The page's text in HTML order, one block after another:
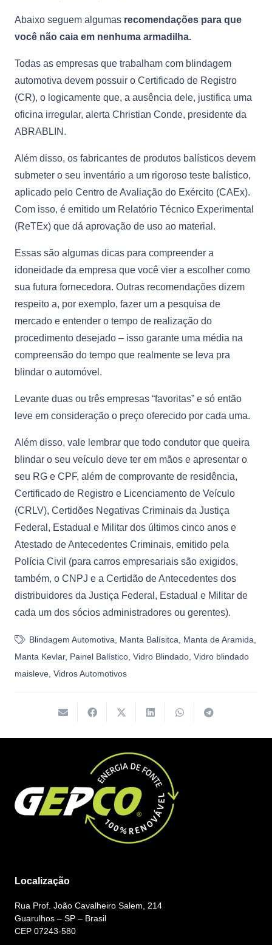
Abaixo seguem algumas recomendações para que
você não caia em nenhuma armadilha.
Todas as empresas que trabalham com blindagem
automotiva devem possuir o Certificado de Registro
(CR), o logicamente que, a ausência dele, justifica uma
oficina irregular, alerta Christian Conde, presidente da
ABRABLIN.
Além disso, os fabricantes de produtos balísticos devem
submeter o seu inventário a um rigoroso teste balístico,
aplicado pelo Centro de Avaliação do Exército (CAEx).
Com isso, é emitido um Relatório Técnico Experimental
(ReTEx) que dá aprovação de uso ao material.
Essas são algumas dicas para compreender a
idoneidade da empresa que você vier a escolher como
sua futura fornecedora. Outras recomendações dizem
respeito a, por exemplo, fazer um a pesquisa de
mercado e entender o tempo de realização do
procedimento desejado – isso garante uma média na
compreensão do tempo que realmente se leva pra
blindar o automóvel.
Levante duas ou três empresas “favoritas” e só então
leve em consideração o preço oferecido por cada uma.
Além disso, vale lembrar que todo condutor que queira
blindar o seu veículo deve ter em mãos e apresentar o
seu RG e CPF, além de comprovante de residência,
Certificado de Registro e Licenciamento de Veículo
(CRLV), Certidões Negativas Criminais da Justiça
Federal, Estadual e Militar dos últimos cinco anos e
Atestado de Antecedentes Criminais, emitido pela
Polícia Civil (para carros empresariais são exigidos,
também, o CNPJ e a Certidão de Antecedentes dos
distribuidores da Justiça Federal, Estadual e Militar de
cada um dos sócios administradores ou gerentes).
Blindagem Automotiva Manta Balísitca Manta de Aramida
Manta Kevlar, Painel Balístico Vidro Blindado Vidro blindado
maisleve Vidros Automotivos
Localização
Rua Prof. João Cavalheiro Salem, 214
Guarulhos – SP – Brasil
CEP 07243-580